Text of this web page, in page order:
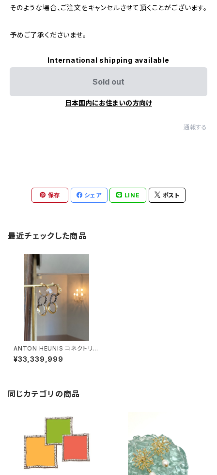
そのような場合、ご注文をキャンセルさせて頂くことがございます。
予めご了承くださいませ。
International shipping available
Sold out
日本国内にお住まいの方向け
通報する
保存 シェア LINE ポスト
最近チェックした商品
ANTON HEUNIS コネクトリン
グピアス
¥33,339,999
同じカテゴリの商品